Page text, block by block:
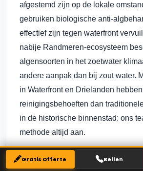
afgestemd zijn op de lokale
gebruiken biologische anti-
effectief zijn tegen waterfront
nabije Randmeren-ecosysteem
algensoorten in het zoetwater
andere aanpak dan bij zout water.
in Waterfront en Drielanden
reinigingsbehoeften dan
in de historische binnenstad: ons
methode altijd aan.
Waarom deze dienst?
Gratis Offerte Bellen